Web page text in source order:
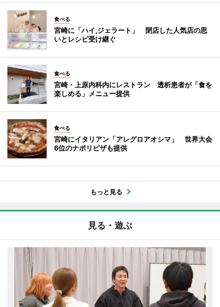
食べる
宮崎に「ハイ,ジェラート」 閉店した人気店の思
いとレシピ受け継ぐ
食べる
宮崎・上原内科内にレストラン 透析患者が「食を
楽しめる」メニュー提供
食べる
宮崎にイタリアン「アレグロアオシマ」 世界大会
6位のナポリピザも提供
もっと見る
見る・遊ぶ